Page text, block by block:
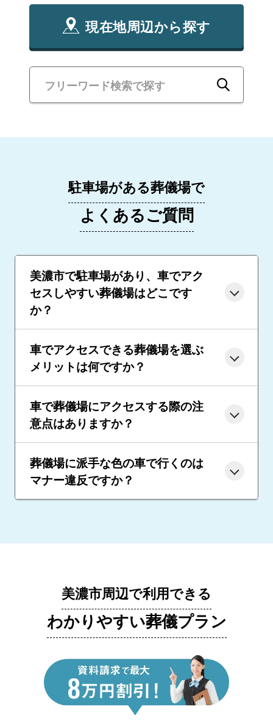
現在地周辺から探す
駐車場がある葬儀場で
よくあるご質問
美濃市で駐車場があり、車でアク
セスしやすい葬儀場はどこです
か？
車でアクセスできる葬儀場を選ぶ
メリットは何ですか？
車で葬儀場にアクセスする際の注
意点はありますか？
葬儀場に派手な色の車で行くのは
マナー違反ですか？
美濃市周辺で利用できる
わかりやすい葬儀プラン